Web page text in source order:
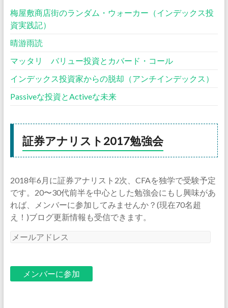
梅屋敷商店街のランダム・ウォーカー（インデックス投
資実践記）
晴游雨読
マッタリ バリュー投資とカバード・コール
インデックス投資家からの脱却（アンチインデックス）
Passiveな投資とActiveな未来
証券アナリスト2017勉強会
2018年6月に証券アナリスト2次、CFAを独学で受験予定
です。20〜30代前半を中心とした勉強会にもし興味があ
れば、メンバーに参加してみませんか？(現在70名超
え！)ブログ更新情報も受信できます。
メ